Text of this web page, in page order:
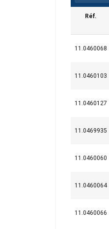
Réf.
11.0460068
11.0460103
11.0460127
11.0469935
11.0460060
11.0460064
11.0460066